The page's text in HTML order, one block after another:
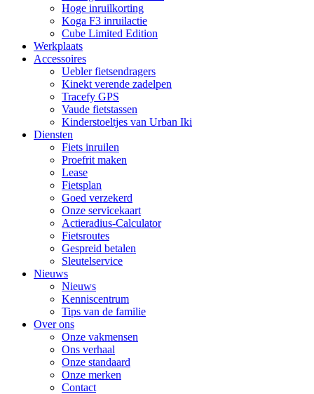
Hoge inruilkorting
Koga F3 inruilactie
Cube Limited Edition
Werkplaats
Accessoires
Uebler fietsendragers
Kinekt verende zadelpen
Tracefy GPS
Vaude fietstassen
Kinderstoeltjes van Urban Iki
Diensten
Fiets inruilen
Proefrit maken
Lease
Fietsplan
Goed verzekerd
Onze servicekaart
Actieradius-Calculator
Fietsroutes
Gespreid betalen
Sleutelservice
Nieuws
Nieuws
Kenniscentrum
Tips van de familie
Over ons
Onze vakmensen
Ons verhaal
Onze standaard
Onze merken
Contact